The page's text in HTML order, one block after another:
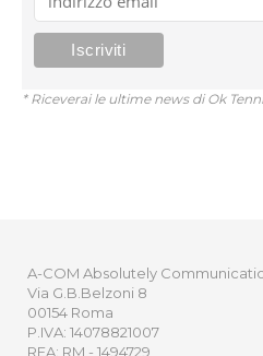
* Riceverai le ultime news di Ok
A-COM Absolutely
Via G.B.Belzoni 8
00154 Roma
P.IVA: 14078821007
REA: RM - 1494729